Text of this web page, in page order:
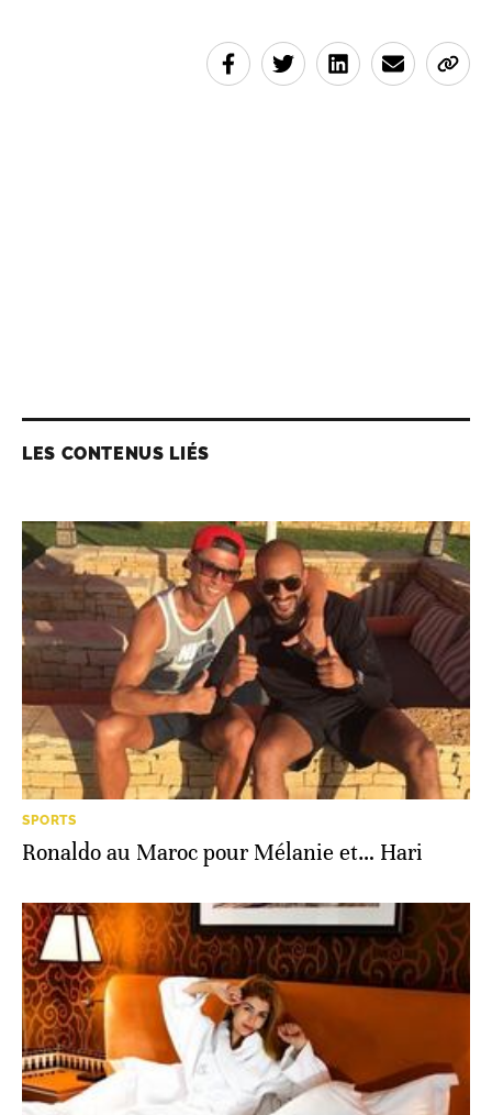
LES CONTENUS LIÉS
SPORTS
Ronaldo au Maroc pour Mélanie et… Hari